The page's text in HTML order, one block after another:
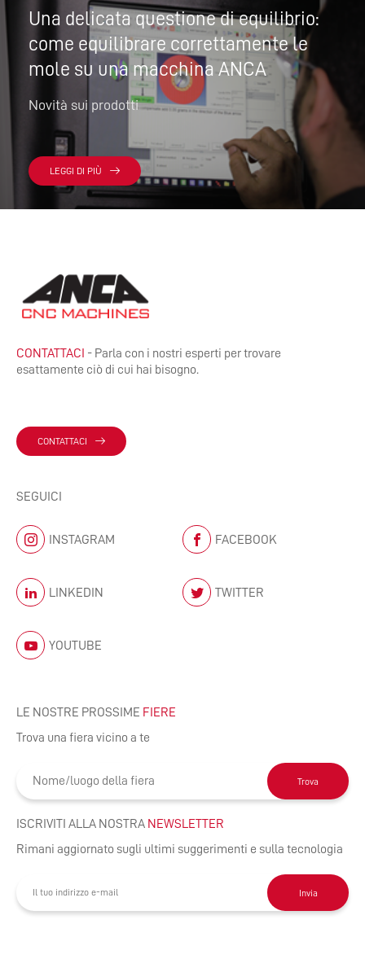
Una delicata questione di equilibrio:
come equilibrare correttamente le
mole su una macchina ANCA
Novità sui prodotti
LEGGI DI PIÙ
CONTATTACI - Parla con i nostri esperti per trovare
esattamente ciò di cui hai bisogno.
CONTATTACI
SEGUICI
INSTAGRAM FACEBOOK
LINKEDIN TWITTER
YOUTUBE
LE NOSTRE PROSSIME FIERE
Trova una fiera vicino a te
Trova
ISCRIVITI ALLA NOSTRA NEWSLETTER
Rimani aggiornato sugli ultimi suggerimenti e sulla tecnologia
Invia